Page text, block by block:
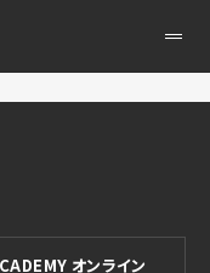
ニ
オンライン